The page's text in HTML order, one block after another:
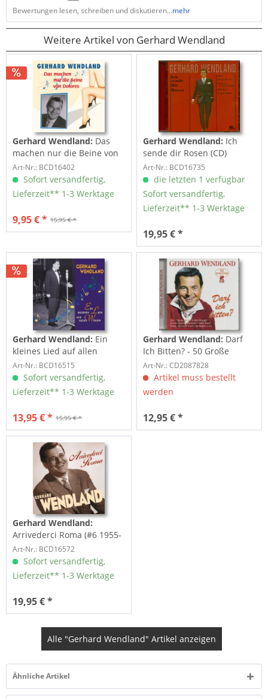
Bewertungen lesen, schreiben und diskutieren...mehr
Weitere Artikel von Gerhard Wendland
Gerhard Wendland: Das
machen nur die Beine von
Dolores(#2 50 - 51
Art-Nr.: BCD16402
Sofort versandfertig,
Lieferzeit** 1-3 Werktage
15,95 € *
9,95 € *
Gerhard Wendland: Ich
sende dir Rosen (CD)
Art-Nr.: BCD16735
die letzten 1 verfügbar
Sofort versandfertig,
Lieferzeit** 1-3 Werktage
19,95 € *
Gerhard Wendland: Ein
kleines Lied auf allen
Wegen (#4 1951-53)
Art-Nr.: BCD16515
Sofort versandfertig,
Lieferzeit** 1-3 Werktage
15,95 € *
13,95 € *
Gerhard Wendland: Darf
Ich Bitten? - 50 Große
Erfolge (2-CD)
Art-Nr.: CD2087828
Artikel muss bestellt
werden
12,95 € *
Gerhard Wendland:
Arrivederci Roma (#6 1955-
58)
Art-Nr.: BCD16572
Sofort versandfertig,
Lieferzeit** 1-3 Werktage
19,95 € *
Alle "Gerhard Wendland" Artikel anzeigen
Ähnliche Artikel